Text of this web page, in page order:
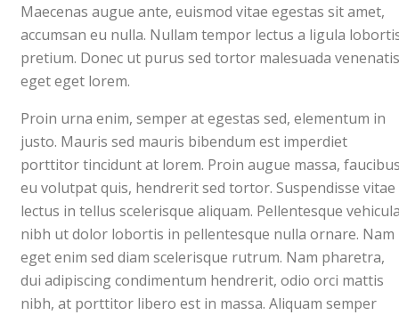
Maecenas augue ante, euismod vitae egestas sit amet,
accumsan eu nulla. Nullam tempor lectus a ligula
pretium. Donec ut purus sed tortor malesuada venenatis
eget eget lorem.
Proin urna enim, semper at egestas sed, elementum in
justo. Mauris sed mauris bibendum est imperdiet
porttitor tincidunt at lorem. Proin augue massa,
eu volutpat quis, hendrerit sed tortor. Suspendisse vitae
lectus in tellus scelerisque aliquam. Pellentesque
nibh ut dolor lobortis in pellentesque nulla ornare. Nam
eget enim sed diam scelerisque rutrum. Nam pharetra,
dui adipiscing condimentum hendrerit, odio orci mattis
nibh, at porttitor libero est in massa. Aliquam semper